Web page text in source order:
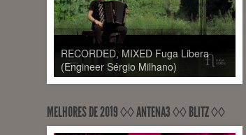
RECORDED, MIXED Fuga Libera
(Engineer Sérgio Milhano)
MELHORES DE 2019 ◊◊ ANTENA3 ◊◊ BLITZ ◊◊